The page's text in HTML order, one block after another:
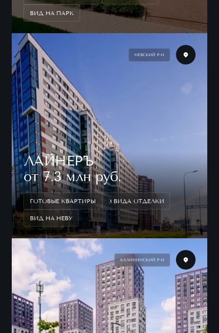
ВИД НА ПАРК
НЕВСКИЙ Р-Н
ЛАЙНЕРЪ
от 7.3 млн руб.
ГОТОВЫЕ КВАРТИРЫ 3 ВИДА ОТДЕЛКИ
ВИД НА НЕВУ
КАЛИНИНСКИЙ Р-Н